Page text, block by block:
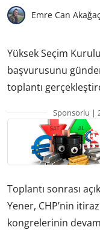
Emre Can Akağaç
Yüksek Seçim
başvurusunu
toplantı
Sponsorlu |
Toplantı sonrası
Yener, CHP’nin
kongrelerinin devam